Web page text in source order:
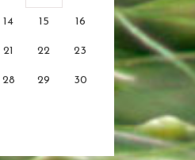
14 15 16
21 22 23
28 29 30